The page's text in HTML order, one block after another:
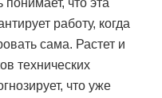
работу, когда
сама. Растет и
технических
что уже